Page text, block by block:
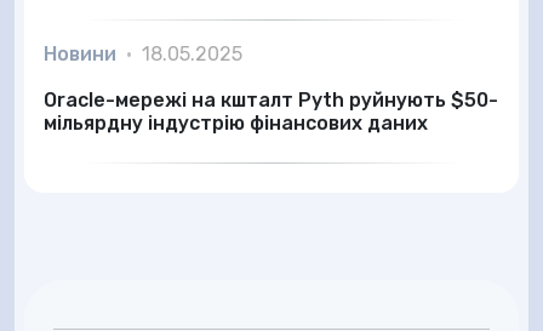
Новини • 18.05.2025
Oracle-мережі на кшталт Pyth руйнують $50-
мільярдну індустрію фінансових даних